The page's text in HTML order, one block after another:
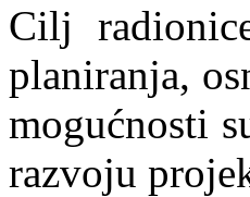
Cilj
planiranja,
mogućnosti
razvoju